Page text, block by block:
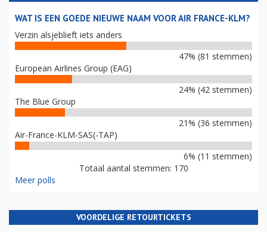
WAT IS EEN GOEDE NIEUWE NAAM VOOR AIR FRANCE-KLM?
Verzin alsjeblieft iets anders
47% (81 stemmen)
European Airlines Group (EAG)
24% (42 stemmen)
The Blue Group
21% (36 stemmen)
Air-France-KLM-SAS(-TAP)
6% (11 stemmen)
Totaal aantal stemmen: 170
Meer polls
VOORDELIGE RETOURTICKETS